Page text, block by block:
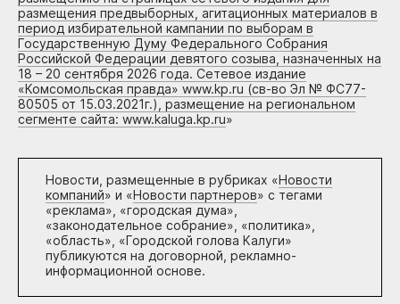
размещения предвыборных, агитационных материалов в
период избирательной кампании по выборам в
Государственную Думу Федерального Собрания
Российской Федерации девятого созыва, назначенных на
18 – 20 сентября 2026 года. Сетевое издание
«Комсомольская правда» www.kp.ru (св-во Эл № ФС77-
80505 от 15.03.2021г.), размещение на региональном
сегменте сайта: www.kaluga.kp.ru»
Новости, размещенные в рубриках «Новости
компаний» и «Новости партнеров» с тегами
«реклама», «городская дума»,
«законодательное собрание», «политика»,
«область», «Городской голова Калуги»
публикуются на договорной, рекламно-
информационной основе.